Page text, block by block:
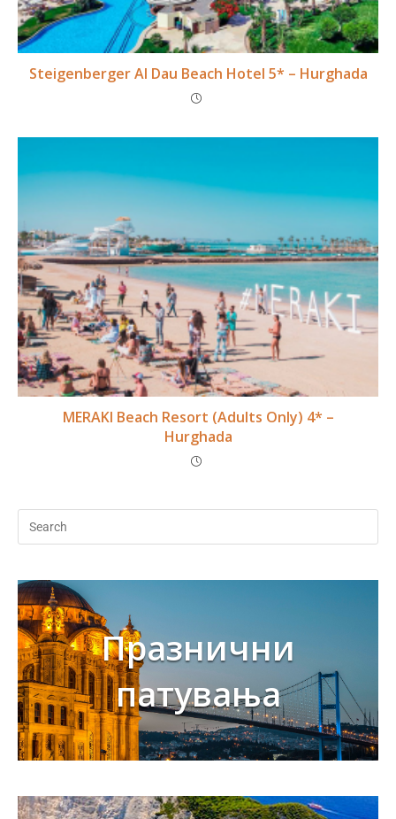
Steigenberger Al Dau Beach Hotel 5* – Hurghada
MERAKI Beach Resort (Adults Only) 4* –
Hurghada
Празнични
патувања